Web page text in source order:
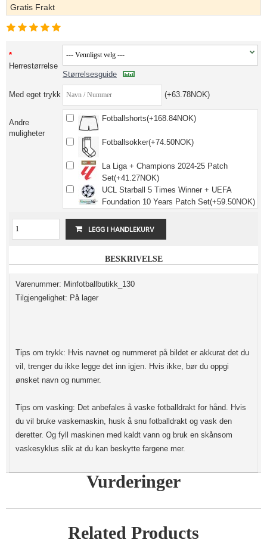
Gratis Frakt
Herrestørrelse
Størrelsesguide
Med eget trykk (+63.78NOK)
Andre
muligheter
Fotballshorts(+168.84NOK)
Fotballsokker(+74.50NOK)
La Liga + Champions 2024-25 Patch
Set(+41.27NOK)
UCL Starball 5 Times Winner + UEFA
Foundation 10 Years Patch Set(+59.50NOK)
BESKRIVELSE
Varenummer: Minfotballbutikk_130
Tilgjengelighet: På lager
Tips om trykk: Hvis navnet og nummeret på bildet er akkurat det du
vil, trenger du ikke legge det inn igjen. Hvis ikke, bør du oppgi
ønsket navn og nummer.
Tips om vasking: Det anbefales å vaske fotballdrakt for hånd. Hvis
du vil bruke vaskemaskin, husk å snu fotballdrakt og vask den
deretter. Og fyll maskinen med kaldt vann og bruk en skånsom
vaskesyklus slik at du kan beskytte fargene mer.
Vurderinger
Related Products